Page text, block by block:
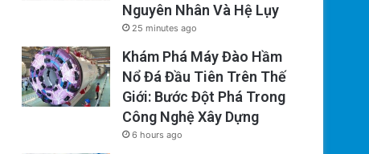
Nguyên Nhân Và Hệ Lụy
25 minutes ago
Khám Phá Máy Đào Hầm
Nổ Đá Đầu Tiên Trên Thế
Giới: Bước Đột Phá Trong
Công Nghệ Xây Dựng
6 hours ago